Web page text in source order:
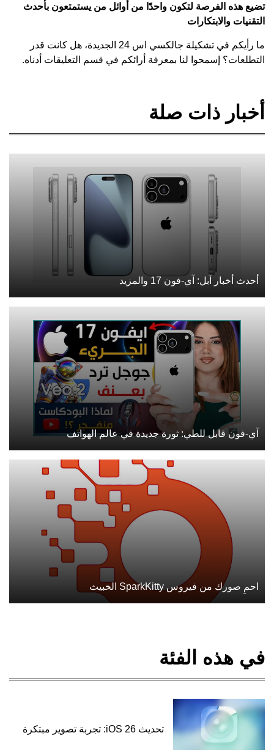
تضيع هذه الفرصة لتكون واحدًا من أوائل من يستمتعون بأحدث
التقنيات والابتكارات
ما رأيكم في تشكيلة جالكسي اس 24 الجديدة، هل كانت قدر
التطلعات؟ إسمحوا لنا بمعرفة أرائكم في قسم التعليقات أدناه.
أخبار ذات صلة
أحدث أخبار آبل: آي-فون 17 والمزيد
آي-فون قابل للطي: ثورة جديدة في عالم الهواتف
احمِ صورك من فيروس SparkKitty الخبيث
في هذه الفئة
تحديث iOS 26: تجربة تصوير مبتكرة